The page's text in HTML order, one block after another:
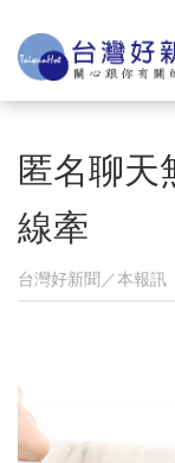
匿名聊
線牽
台灣好新聞／本報訊